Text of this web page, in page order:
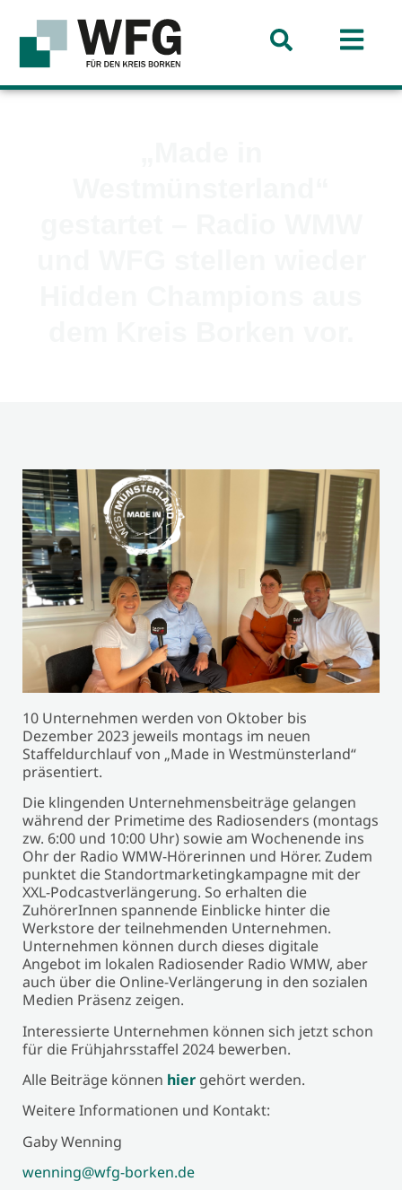
10 Unternehmen werden von Oktober bis
Dezember 2023 jeweils montags im neuen
Staffeldurchlauf von „Made in Westmünsterland“
präsentiert.
Die klingenden Unternehmensbeiträge gelangen
während der Primetime des Radiosenders (montags
zw. 6:00 und 10:00 Uhr) sowie am Wochenende ins
Ohr der Radio WMW-Hörerinnen und Hörer. Zudem
punktet die Standortmarketingkampagne mit der
XXL-Podcastverlängerung. So erhalten die
ZuhörerInnen spannende Einblicke hinter die
Werkstore der teilnehmenden Unternehmen.
Unternehmen können durch dieses digitale
Angebot im lokalen Radiosender Radio WMW, aber
auch über die Online-Verlängerung in den sozialen
Medien Präsenz zeigen.
Interessierte Unternehmen können sich jetzt schon
für die Frühjahrsstaffel 2024 bewerben.
Alle Beiträge können hier gehört werden.
Weitere Informationen und Kontakt:
Gaby Wenning
wenning@wfg-borken.de